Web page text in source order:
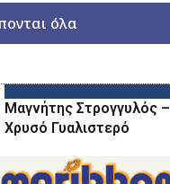
Μαγνήτης Στρογγυλός –
Χρυσό Γυαλιστερό
όλα